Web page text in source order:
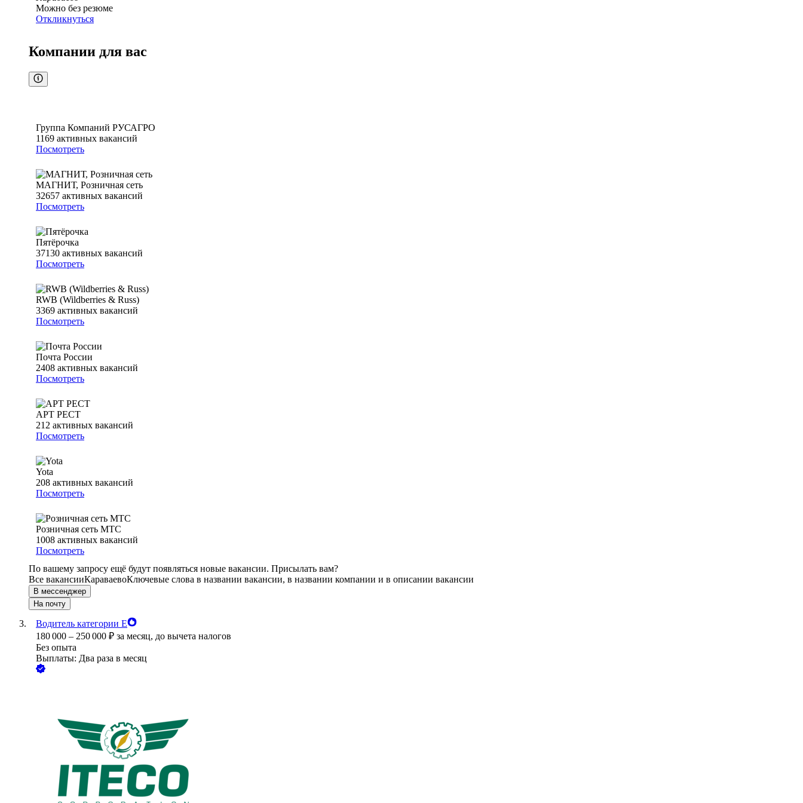
Можно без резюме
Откликнуться
Компании для вас
Группа Компаний РУСАГРО
1169 активных вакансий
Посмотреть
МАГНИТ, Розничная сеть
32657 активных вакансий
Посмотреть
Пятёрочка
37130 активных вакансий
Посмотреть
RWB (Wildberries & Russ)
3369 активных вакансий
Посмотреть
Почта России
2408 активных вакансий
Посмотреть
АРТ РЕСТ
212 активных вакансий
Посмотреть
Yota
208 активных вакансий
Посмотреть
Розничная сеть МТС
1008 активных вакансий
Посмотреть
По вашему запросу ещё будут появляться новые вакансии. Присылать вам?
Все вакансииКараваевоКлючевые слова в названии вакансии, в названии компании и в описании вакансии
В мессенджер
На почту
Водитель категории Е
180 000 – 250 000 ₽ за месяц, до вычета налогов
Без опыта
Выплаты: Два раза в месяц